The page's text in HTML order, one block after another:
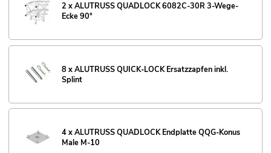
2 x ALUTRUSS QUADLOCK 6082C-30R 3-Wege-
Ecke 90°
8 x ALUTRUSS QUICK-LOCK Ersatzzapfen inkl.
Splint
4 x ALUTRUSS QUADLOCK Endplatte QQG-Konus
Male M-10